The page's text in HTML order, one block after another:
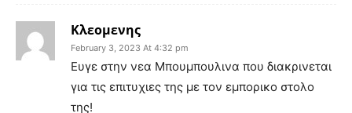
Κλεομενης
February 3, 2023 At 4:32 pm
Ευγε στην νεα Μπουμπουλινα που διακρινεται
για τις επιτυχιες της με τον εμπορικο στολο
της!